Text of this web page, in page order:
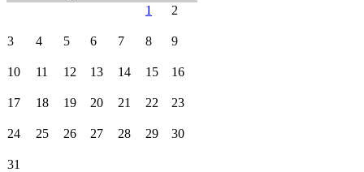
1
2
3 4 5 6 7 8 9
10 11 12 13 14 15 16
17 18 19 20 21 22 23
24 25 26 27 28 29 30
31